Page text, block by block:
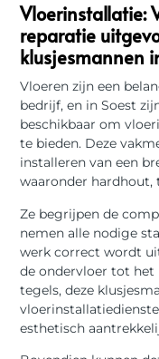
Vloerinstallatie:
reparatie
klusjesmannen
Vloeren zijn een
bedrijf, en in Soest
beschikbaar om
te bieden. Deze
installeren van een
waaronder hardhout,
Ze begrijpen de
nemen alle nodige
werk correct wordt
de ondervloer tot het
tegels, deze
esthetisch